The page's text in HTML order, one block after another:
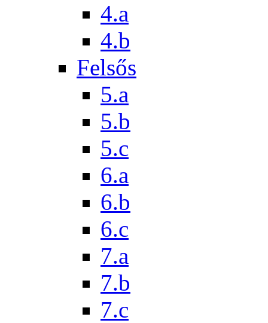
4.a
4.b
Felsős
5.a
5.b
5.c
6.a
6.b
6.c
7.a
7.b
7.c